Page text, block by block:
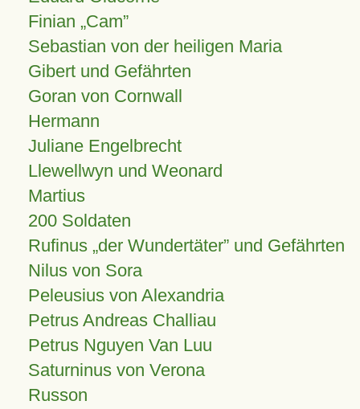
Finian Cam
Sebastian von der heiligen Maria
Gibert und Gefährten
Goran von Cornwall
Hermann
Juliane Engelbrecht
Llewellwyn und Weonard
Martius
200 Soldaten
Rufinus „der Wundertäter” und Gefährten
Nilus von Sora
Peleusius von Alexandria
Petrus Andreas Challiau
Petrus Nguyen Van Luu
Saturninus von Verona
Russon